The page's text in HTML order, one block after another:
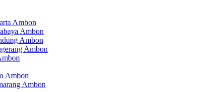
Ambon
Ambon
Ambon
Ambon
Ambon
Ambon